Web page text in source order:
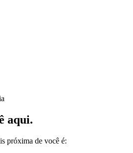
aqui.
próxima de você é: